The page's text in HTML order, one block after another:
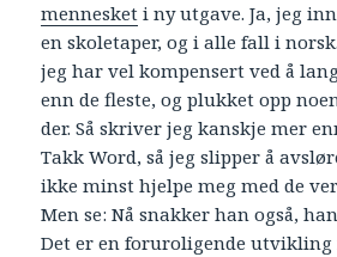
mennesket i ny utgave. Ja, jeg
en skoletaper, og i alle fall i
jeg har vel kompensert ved å
enn de fleste, og plukket opp
der. Så skriver jeg kanskje mer
Takk Word, så jeg slipper å
ikke minst hjelpe meg med de
Men se: Nå snakker han også,
Det er en foruroligende utvikling